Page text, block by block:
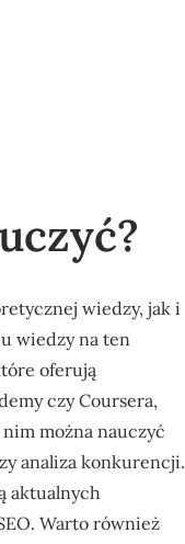
wiedzy, jak i
wiedzy na ten
oferują
czy Coursera,
można nauczyć
analiza konkurencji.
aktualnych
Warto również